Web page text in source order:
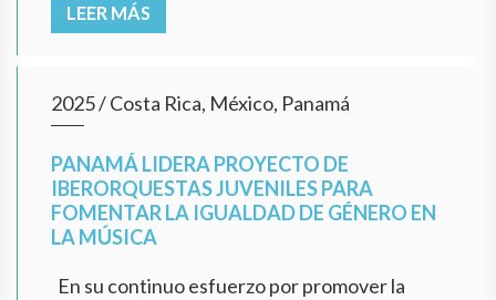
LEER MÁS
2025/Costa Rica, México, Panamá
PANAMÁ LIDERA PROYECTO DE
IBERORQUESTAS JUVENILES PARA
FOMENTAR LA IGUALDAD DE GÉNERO EN
LA MÚSICA
En su continuo esfuerzo por promover la